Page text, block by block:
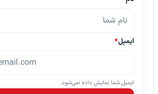
ایمیل*
ایمیل شما نمایش داده نمی‌شود.